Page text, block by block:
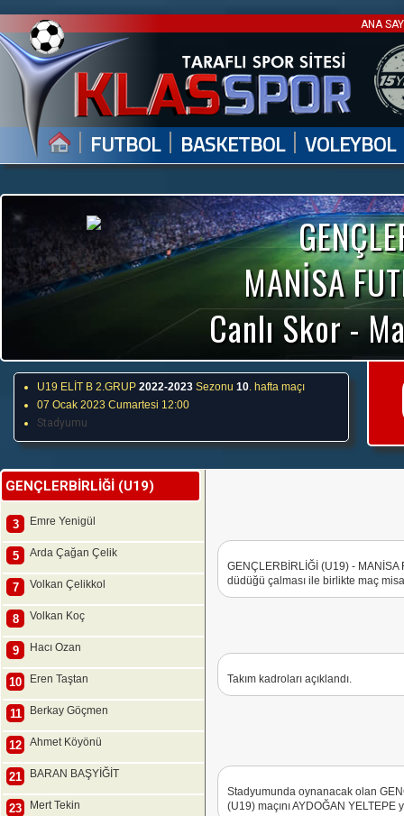
ANA
| FUTBOL | BASKETBOL | VOLEYBOL
MANİSA
Canlı Skor -
U19 ELİT B 2.GRUP 2022-2023 Sezonu 10. hafta maçı
07 Ocak 2023 Cumartesi 12:00
Stadyumu
GENÇLERBİRLİĞİ (U19)
3 Emre Yenigül
5 Arda Çağan Çelik
7 Volkan Çelikkol
8 Volkan Koç
9 Hacı Ozan
10 Eren Taştan
11 Berkay Göçmen
12 Ahmet Köyönü
21 BARAN BAŞYİĞİT
23 Mert Tekin
GENÇLERBİRLİĞİ (U19) - MANİSA
düdüğü çalması ile birlikte maç
Takım kadroları açıklandı.
Stadyumunda oynanacak olan
(U19) maçını AYDOĞAN